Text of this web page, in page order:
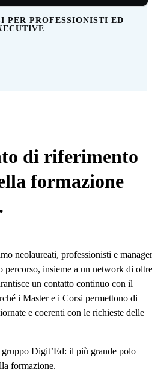
PER PROFESSIONISTI ED
di riferimento
formazione
neolaureati, professionisti e manager
percorso, insieme a un network di oltre
un contatto continuo con il
i Master e i Corsi permettono di
e coerenti con le richieste delle
Digit’Ed: il più grande polo
formazione.